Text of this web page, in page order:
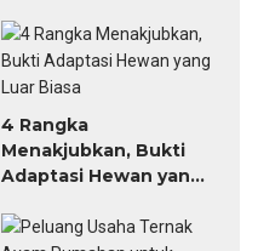
Mencengangkan
4 Rangka
Menakjubkan, Bukti
Adaptasi Hewan yang